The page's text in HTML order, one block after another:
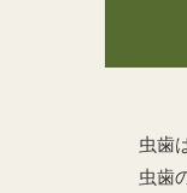
虫歯
虫歯